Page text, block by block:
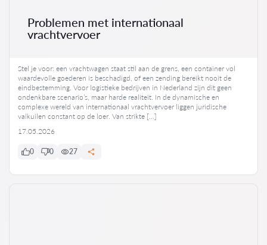
Problemen met internationaal
vrachtvervoer
Stel je voor: een vrachtwagen staat stil aan de grens, een container vol
waardevolle goederen is beschadigd, of een zending bereikt nooit de
eindbestemming. Voor logistieke bedrijven in Nederland zijn dit geen
ondenkbare scenario’s, maar harde realiteit. In de dynamische en
complexe wereld van internationaal vrachtvervoer liggen juridische
valkuilen constant op de loer. Van strikte […]
17.05.2026
0 0 27